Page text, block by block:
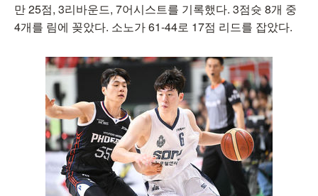
만 25점, 3리바운드, 7어시스트를 기록했다. 3점슛 8개 중
4개를 림에 꽂았다. 소노가 61-44로 17점 리드를 잡았다.